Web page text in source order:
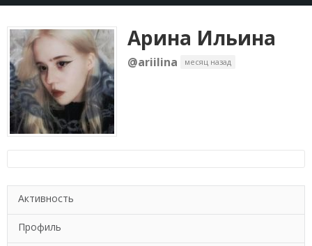
Арина Ильина
@ariilina месяц назад
Активность
Профиль